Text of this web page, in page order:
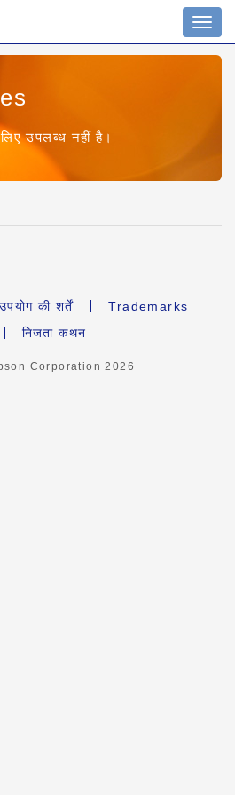
उपलब्ध नहीं है।
उपयोग की शर्तें
Trademarks
निजता कथन
Corporation2026